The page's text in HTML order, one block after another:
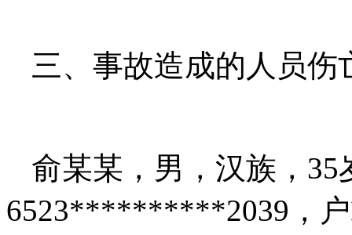
三、事故造成的人员伤
俞某某，男，汉族，35
6523**********2039，户